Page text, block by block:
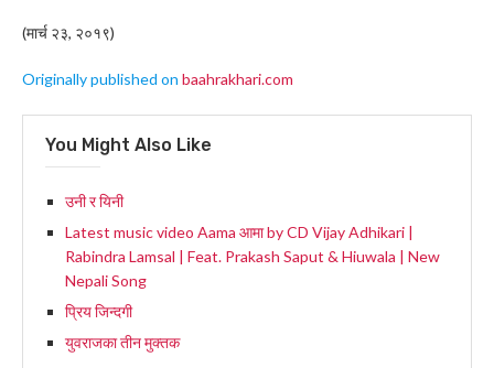
(मार्च २३, २०१९)
Originally published on baahrakhari.com
You Might Also Like
उनी र यिनी
Latest music video Aama आमा by CD Vijay Adhikari |
Rabindra Lamsal | Feat. Prakash Saput & Hiuwala | New
Nepali Song
प्रिय जिन्दगी
युवराजका तीन मुक्तक